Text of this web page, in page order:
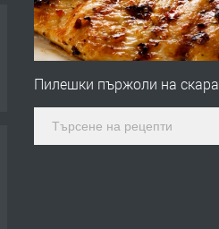
Пилешки пържоли на скара